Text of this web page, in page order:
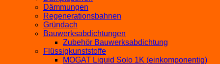
Dämmungen
Regenerationsbahnen
Gründach
Bauwerksabdichtungen
Zubehör Bauwerksabdichtung
Flüssigkunststoffe
MOGAT Liquid Solo 1K (einkomponentig)